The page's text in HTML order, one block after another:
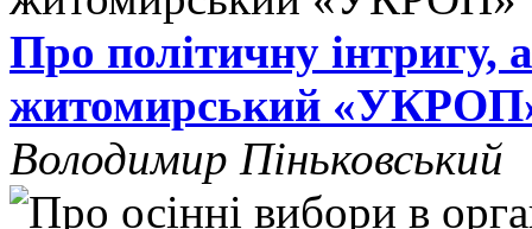
Про політичну інтригу,
житомирський
Володимир Піньковський